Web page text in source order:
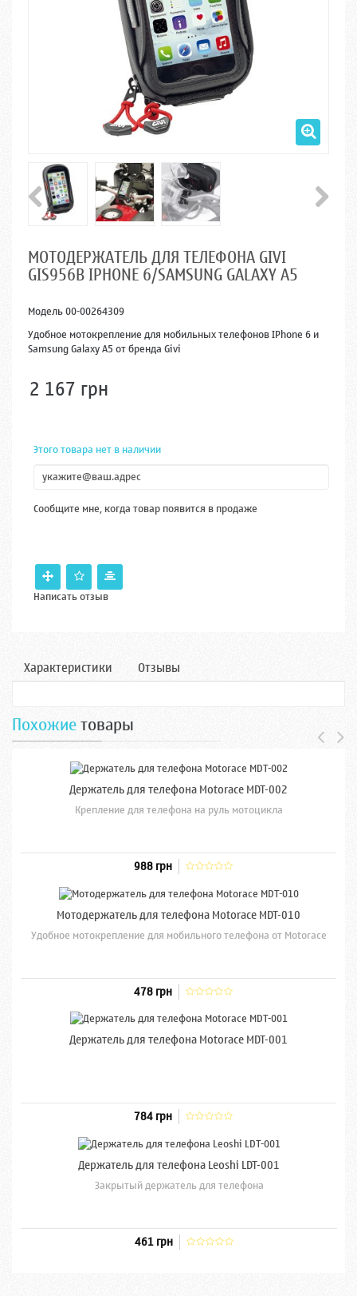
МОТОДЕРЖАТЕЛЬ ДЛЯ ТЕЛЕФОНА GIVI
GIS956B IPHONE 6/SAMSUNG GALAXY A5
Модель00-00264309
Удобное мотокрепление для мобильных телефонов IPhone 6 и
Samsung Galaxy A5 от бренда Givi
2 167 грн
Этого товара нет в наличии
Сообщите мне, когда товар появится в продаже
Написать отзыв
Характеристики Отзывы
Похожиетовары
Держатель для телефона Motorace MDT-002
Крепление для телефона на руль мотоцикла
988 грн
Мотодержатель для телефона Motorace MDT-010
Удобное мотокрепление для мобильного телефона от Motorace
478 грн
Держатель для телефона Motorace MDT-001
784 грн
Держатель для телефона Leoshi LDT-001
Закрытый держатель для телефона
461 грн